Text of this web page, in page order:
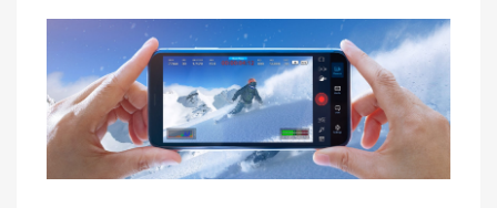
Variante
erschienen